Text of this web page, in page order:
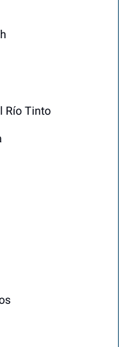
Río Tinto